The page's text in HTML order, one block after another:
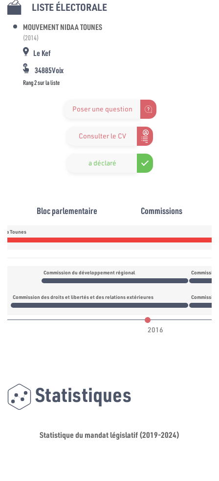
LISTE ÉLECTORALE
MOUVEMENT NIDAA TOUNES
(2014)
Le Kef
34885Voix
Rang 2 sur la liste
Poser une question
Consulter le CV
a déclaré
Bloc parlementaire Commissions
Tounes
Commission du développement régional
Commission des droits et libertés et des relations extérieures
2016
Statistiques
Statistique du mandat législatif (2019-2024)